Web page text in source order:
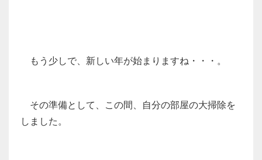
もう少しで、新しい年が始まりますね・・・。
その準備として、この間、自分の部屋の大掃除を
しました。